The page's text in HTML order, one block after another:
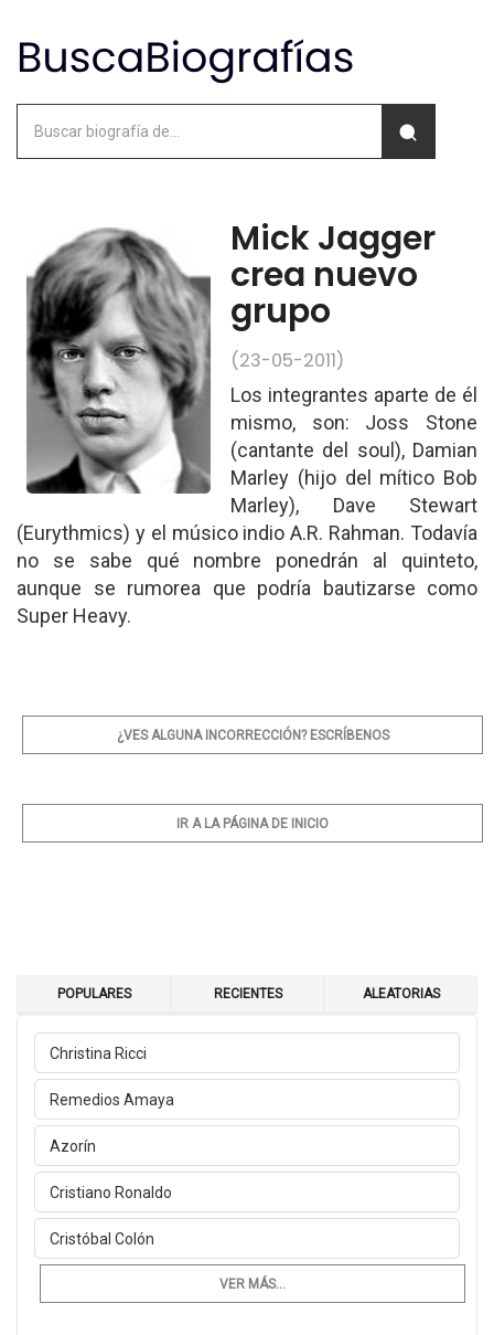
Mick Jagger
crea nuevo
grupo
(23-05-2011)
Los integrantes aparte de él
mismo, son: Joss Stone
(cantante del soul), Damian
Marley (hijo del mítico Bob
Marley), Dave Stewart
(Eurythmics) y el músico indio A.R. Rahman. Todavía
no se sabe qué nombre ponedrán al quinteto,
aunque se rumorea que podría bautizarse como
Super Heavy.
¿VES ALGUNA INCORRECCIÓN? ESCRÍBENOS
IR A LA PÁGINA DE INICIO
POPULARES RECIENTES ALEATORIAS
Christina Ricci
Remedios Amaya
Azorín
Cristiano Ronaldo
Cristóbal Colón
VER MÁS...